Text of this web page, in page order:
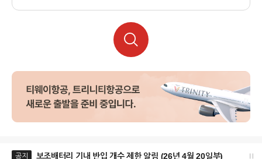
공지 보조배터리 기내 반입 개수 제한 알림 (26년 4월 20일부) 13호 태